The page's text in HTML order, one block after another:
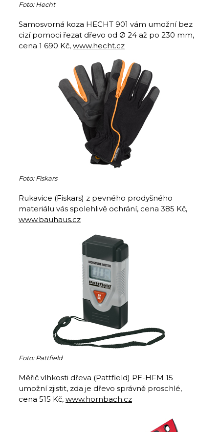
Foto: Hecht
Samosvorná koza HECHT 901 vám umožní bez
cizí pomoci řezat dřevo od Ø 24 až po 230 mm,
cena 1 690 Kč, www.hecht.cz
Foto: Fiskars
Rukavice (Fiskars) z pevného prodyšného
materiálu vás spolehlivě ochrání, cena 385 Kč,
www.bauhaus.cz
Foto: Pattfield
Měřič vlhkosti dřeva (Pattfield) PE-HFM 15
umožní zjistit, zda je dřevo správně proschlé,
cena 515 Kč, www.hornbach.cz